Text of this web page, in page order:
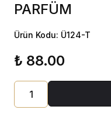
PARFÜM
Ürün Kodu: Ü124-T
₺ 88.00